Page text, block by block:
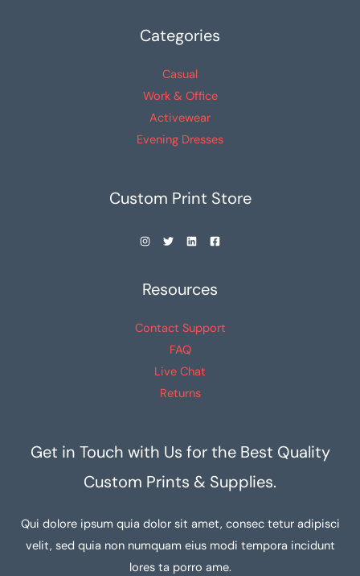
Categories
Casual
Work & Office
Activewear
Evening Dresses
Custom Print Store
Resources
Contact Support
FAQ
Live Chat
Returns
Get in Touch with Us for the Best Quality
Custom Prints & Supplies.
Qui dolore ipsum quia dolor sit amet, consec tetur adipisci
velit, sed quia non numquam eius modi tempora incidunt
lores ta porro ame.